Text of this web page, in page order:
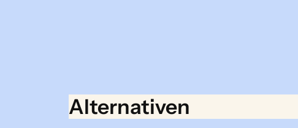
Alternativen